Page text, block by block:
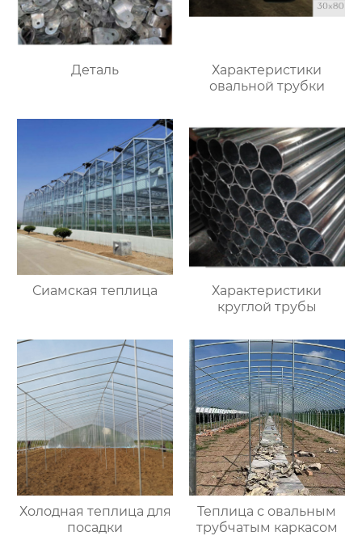
Деталь
Характеристики
овальной трубки
Сиамская теплица
Характеристики
круглой трубы
Холодная теплица для
посадки
Теплица с овальным
трубчатым каркасом